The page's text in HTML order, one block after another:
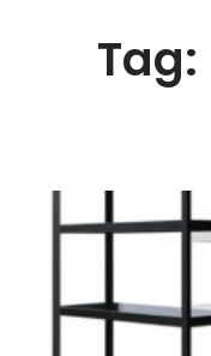
Tag: